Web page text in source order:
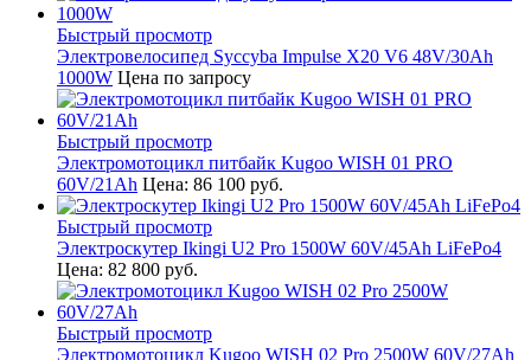
Быстрый просмотр
Электровелосипед Syccyba Impulse X20 V6 48V/30Ah
1000W Цена по запросу
Быстрый просмотр
Электромотоцикл питбайк Kugoo WISH 01 PRO
60V/21Ah Цена: 86 100 руб.
Быстрый просмотр
Электроскутер Ikingi U2 Pro 1500W 60V/45Ah LiFePo4
Цена: 82 800 руб.
Быстрый просмотр
Электромотоцикл Kugoo WISH 02 Pro 2500W 60V/27Ah